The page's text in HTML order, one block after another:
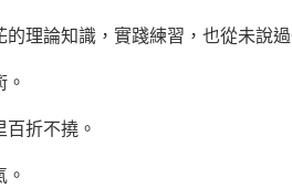
論知識，實踐練習，也從未說過
折不撓。